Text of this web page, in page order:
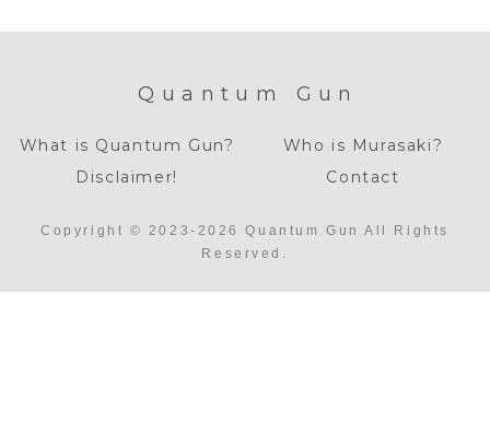
Quantum Gun
What is Quantum Gun?
Who is Murasaki?
Disclaimer!
Contact
Copyright © 2023-2026 Quantum Gun All Rights
Reserved.